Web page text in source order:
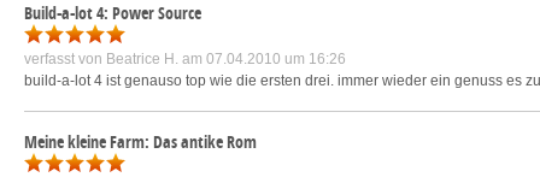
Build-a-lot 4: Power Source
verfasst von Beatrice H. am 07.04.2010 um 16:26
build-a-lot 4 ist genauso top wie die ersten drei. immer wieder ein genuss es
Meine kleine Farm: Das antike Rom